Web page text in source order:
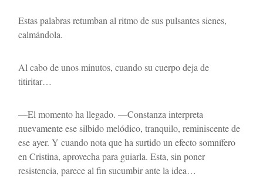
Estas palabras retumban al ritmo de sus pulsantes sienes,
calmándola.
Al cabo de unos minutos, cuando su cuerpo deja de
titiritar…
—El momento ha llegado. —Constanza interpreta
nuevamente ese silbido melódico, tranquilo, reminiscente de
ese ayer. Y cuando nota que ha surtido un efecto somnífero
en Cristina, aprovecha para guiarla. Esta, sin poner
resistencia, parece al fin sucumbir ante la idea…